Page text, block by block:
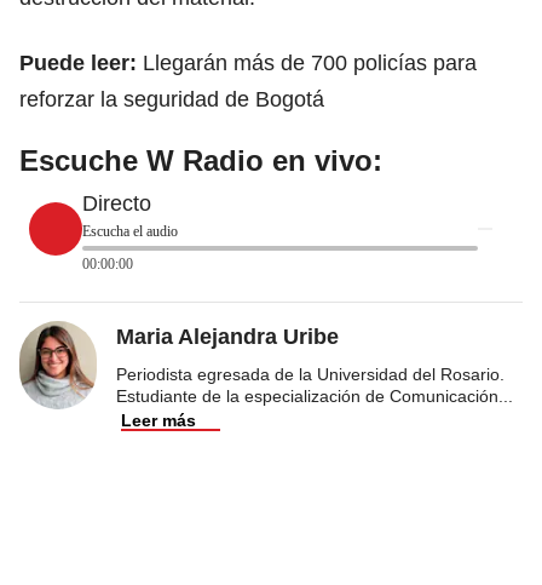
Puede leer: Llegarán más de 700 policías para
reforzar la seguridad de Bogotá
Escuche W Radio en vivo:
Directo
Escucha el audio
00:00:00
Maria Alejandra Uribe
Periodista egresada de la Universidad del Rosario.
Estudiante de la especialización de Comunicación
Leer más